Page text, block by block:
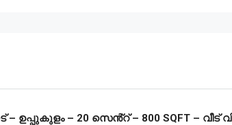
ഉപ്പുകുളം – 20 സെൻ്റ് – 800 SQFT – വീട്